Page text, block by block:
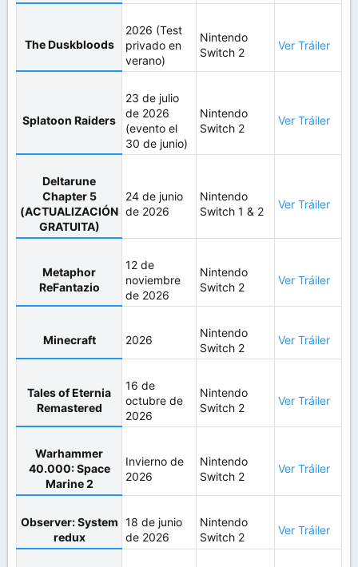
The Duskbloods
2026 (Test
privado en
verano)
Nintendo
Switch 2
Ver Tráiler
Splatoon Raiders
23 de julio
de 2026
(evento el
30 de junio)
Nintendo
Switch 2
Ver Tráiler
Deltarune
Chapter 5
(ACTUALIZACIÓN
GRATUITA)
24 de junio
de 2026
Nintendo
Switch 1 & 2
Ver Tráiler
Metaphor
ReFantazio
12 de
noviembre
de 2026
Nintendo
Switch 2
Ver Tráiler
Minecraft 2026
Nintendo
Switch 2
Ver Tráiler
Tales of Eternia
Remastered
16 de
octubre de
2026
Nintendo
Switch 2
Ver Tráiler
Warhammer
40.000: Space
Marine 2
Invierno de
2026
Nintendo
Switch 2
Ver Tráiler
Observer: System
redux
18 de junio
de 2026
Nintendo
Switch 2
Ver Tráiler